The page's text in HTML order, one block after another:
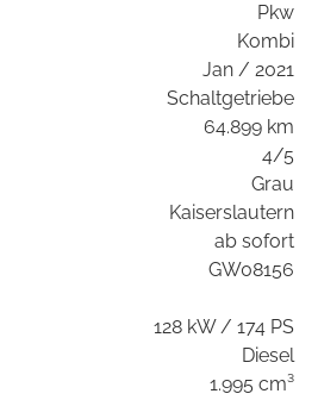
Pkw
Kombi
Jan / 2021
Schaltgetriebe
64.899 km
4/5
Grau
Kaiserslautern
ab sofort
GW08156
128 kW / 174 PS
Diesel
1.995 cm³